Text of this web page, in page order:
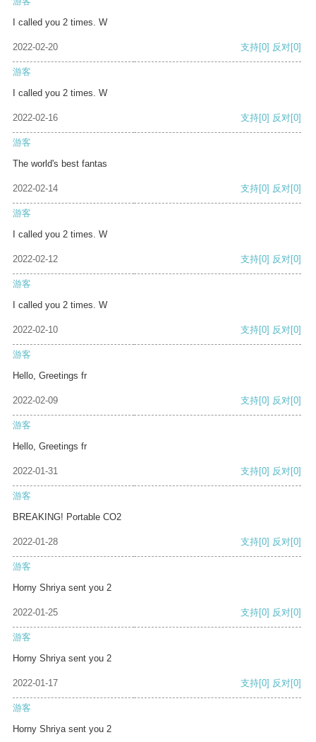
I called you 2 times. W
2022-02-20 支持[0] 反对[0]
游客
I called you 2 times. W
2022-02-16 支持[0] 反对[0]
游客
The world's best fantas
2022-02-14 支持[0] 反对[0]
游客
I called you 2 times. W
2022-02-12 支持[0] 反对[0]
游客
I called you 2 times. W
2022-02-10 支持[0] 反对[0]
游客
Hello, Greetings fr
2022-02-09 支持[0] 反对[0]
游客
Hello, Greetings fr
2022-01-31 支持[0] 反对[0]
游客
BREAKING! Portable CO2
2022-01-28 支持[0] 反对[0]
游客
Horny Shriya sent you 2
2022-01-25 支持[0] 反对[0]
游客
Horny Shriya sent you 2
2022-01-17 支持[0] 反对[0]
游客
Horny Shriya sent you 2